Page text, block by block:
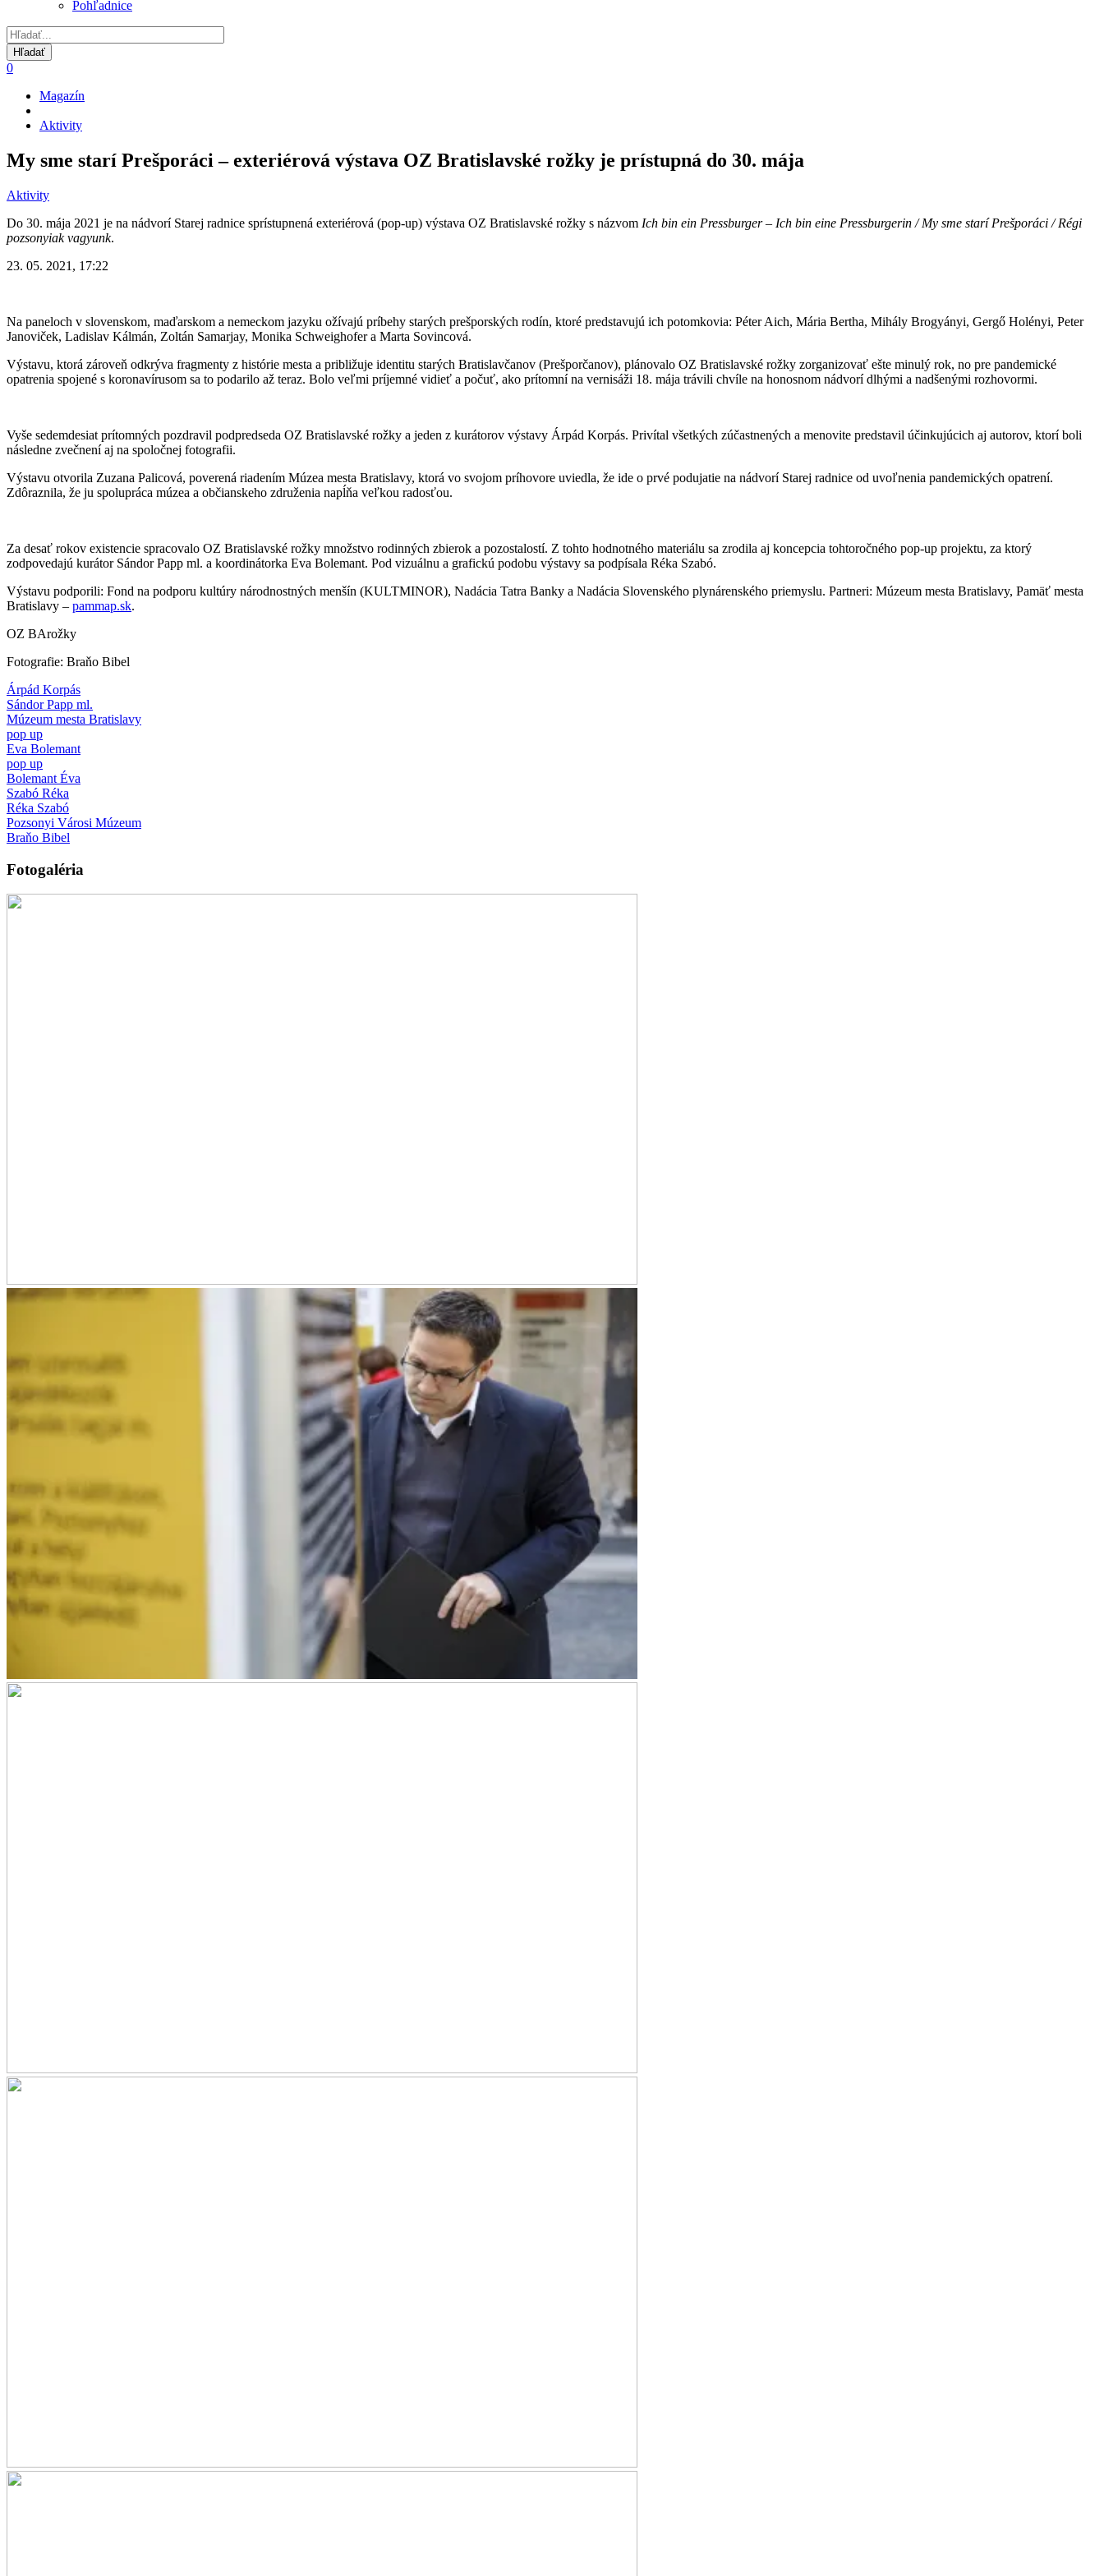
Pohľadnice
0
Omrvinka
Magazín
Aktivity
My sme starí Prešporáci – exteriérová výstava OZ Bratislavské rožky je prístupná do 30. mája
Aktivity
Do 30. mája 2021 je na nádvorí Starej radnice sprístupnená exteriérová (pop-up) výstava OZ Bratislavské rožky s názvom Ich bin ein Pressburger – Ich bin eine Pressburgerin / My sme starí Prešporáci / Régi
pozsonyiak vagyunk.
23. 05. 2021, 17:22
Na paneloch v slovenskom, maďarskom a nemeckom jazyku ožívajú príbehy starých prešporských rodín, ktoré predstavujú ich potomkovia: Péter Aich, Mária Bertha, Mihály Brogyányi, Gergő Holényi, Peter
Janoviček, Ladislav Kálmán, Zoltán Samarjay, Monika Schweighofer a Marta Sovincová.
Výstavu, ktorá zároveň odkrýva fragmenty z histórie mesta a približuje identitu starých Bratislavčanov (Prešporčanov), plánovalo OZ Bratislavské rožky zorganizovať ešte minulý rok, no pre pandemické
opatrenia spojené s koronavírusom sa to podarilo až teraz. Bolo veľmi príjemné vidieť a počuť, ako prítomní na vernisáži 18. mája trávili chvíle na honosnom nádvorí dlhými a nadšenými rozhovormi.
Vyše sedemdesiat prítomných pozdravil podpredseda OZ Bratislavské rožky a jeden z kurátorov výstavy Árpád Korpás. Privítal všetkých zúčastnených a menovite predstavil účinkujúcich aj autorov, ktorí boli
následne zvečnení aj na spoločnej fotografii.
Výstavu otvorila Zuzana Palicová, poverená riadením Múzea mesta Bratislavy, ktorá vo svojom príhovore uviedla, že ide o prvé podujatie na nádvorí Starej radnice od uvoľnenia pandemických opatrení.
Zdôraznila, že ju spolupráca múzea a občianskeho združenia napĺňa veľkou radosťou.
Za desať rokov existencie spracovalo OZ Bratislavské rožky množstvo rodinných zbierok a pozostalostí. Z tohto hodnotného materiálu sa zrodila aj koncepcia tohtoročného pop-up projektu, za ktorý
zodpovedajú kurátor Sándor Papp ml. a koordinátorka Eva Bolemant. Pod vizuálnu a grafickú podobu výstavy sa podpísala Réka Szabó.
Výstavu podporili: Fond na podporu kultúry národnostných menšín (KULTMINOR), Nadácia Tatra Banky a Nadácia Slovenského plynárenského priemyslu. Partneri: Múzeum mesta Bratislavy, Pamäť mesta
Bratislavy – pammap.sk.
OZ BArožky
Fotografie: Braňo Bibel
Árpád Korpás
Sándor Papp ml.
Múzeum mesta Bratislavy
pop up
Eva Bolemant
pop up
Bolemant Éva
Szabó Réka
Réka Szabó
Pozsonyi Városi Múzeum
Braňo Bibel
Fotogaléria